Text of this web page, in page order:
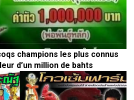
champions les plus connus
d’un million de bahts